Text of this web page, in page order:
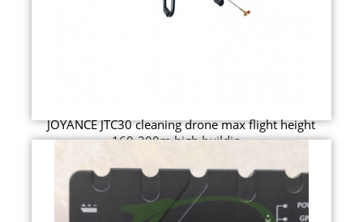
JOYANCE JTC30 cleaning drone max flight height
160-200m high buildin...